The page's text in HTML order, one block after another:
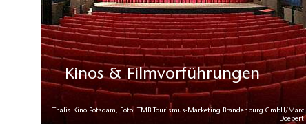
Kinos & Filmvorführungen
Thalia Kino Potsdam, Foto: TMB Tourismus-Marketing Brandenburg GmbH/Marc
Doebert